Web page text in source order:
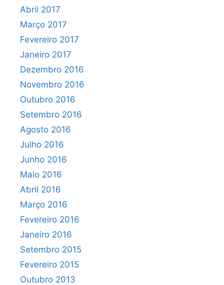
Abril 2017
Março 2017
Fevereiro 2017
Janeiro 2017
Dezembro 2016
Novembro 2016
Outubro 2016
Setembro 2016
Agosto 2016
Julho 2016
Junho 2016
Maio 2016
Abril 2016
Março 2016
Fevereiro 2016
Janeiro 2016
Setembro 2015
Fevereiro 2015
Outubro 2013